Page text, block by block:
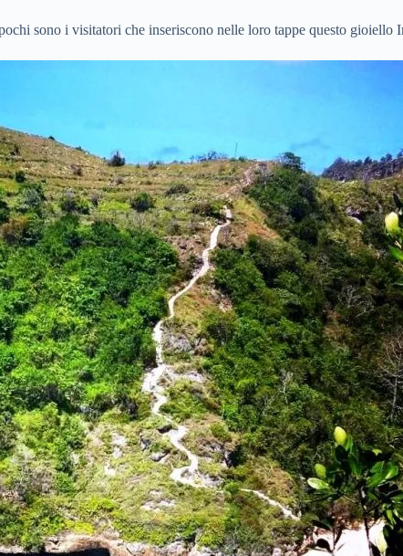
sono i visitatori che inseriscono nelle loro tappe questo gioiello